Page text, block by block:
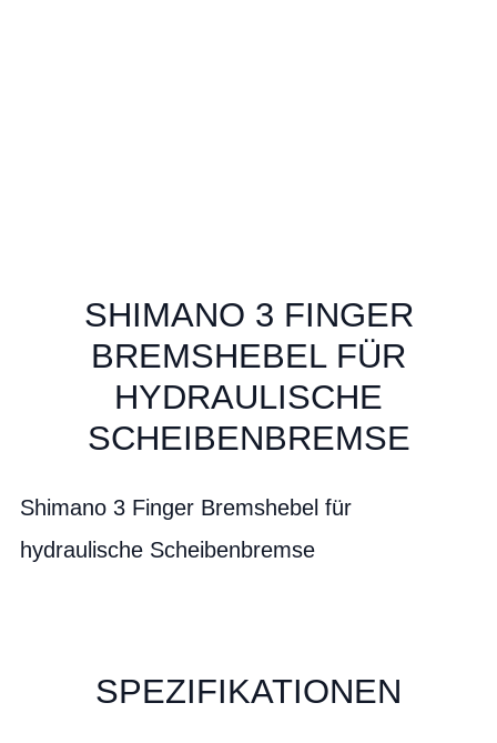
SHIMANO 3 FINGER
BREMSHEBEL FÜR
HYDRAULISCHE
SCHEIBENBREMSE
Shimano 3 Finger Bremshebel für
hydraulische Scheibenbremse
SPEZIFIKATIONEN